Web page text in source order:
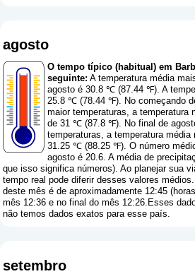
agosto
O tempo típico (habitual) em
seguinte: A temperatura média
agosto é 30.8 ℃ (87.44 ℉). A
25.8 ℃ (78.44 ℉). No começando
maior temperaturas, a temperatura
de 31 ℃ (87.8 ℉). No final de
temperaturas, a temperatura
31.25 ℃ (88.25 ℉). O número
agosto é 20.6. A média de
que isso significa números). Ao planejar sua
tempo real pode diferir desses valores
deste mês é de aproximadamente 12:45
mês 12:36 e no final do mês 12:26.Esses
não temos dados exatos para esse país.
setembro